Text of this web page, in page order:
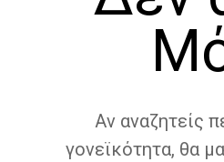
Αν αναζητείς
γονεϊκότητα, θα